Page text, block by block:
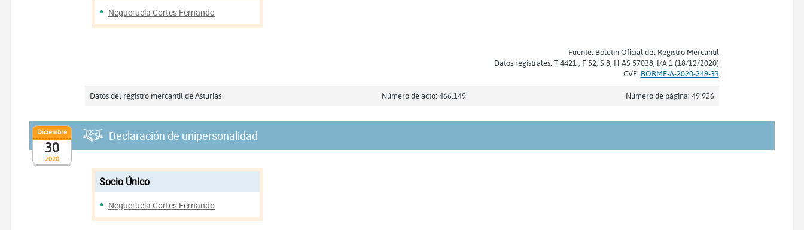
Negueruela Cortes Fernando
Fuente: Boletín Oficial del Registro Mercantil
Datos registrales: T 4421 , F 52, S 8, H AS 57038, I/A 1 (18/12/2020)
CVE: BORME-A-2020-249-33
Datos del registro mercantil de Asturias Número de acto: 466.149 Número de página: 49.926
2020
Diciembre
30
Declaración de unipersonalidad
Socio Único
Negueruela Cortes Fernando